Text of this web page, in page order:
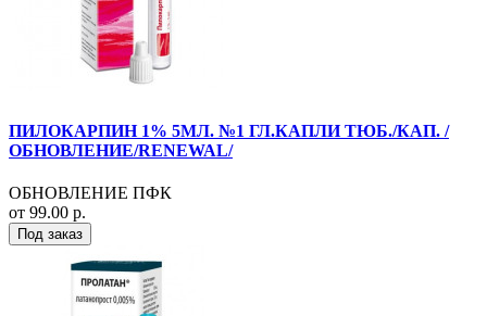
ПИЛОКАРПИН 1% 5МЛ. №1 ГЛ.КАПЛИ ТЮБ./КАП. /
ОБНОВЛЕНИЕ/RENEWAL/
ОБНОВЛЕНИЕ ПФК
от 99.00 р.
Под заказ